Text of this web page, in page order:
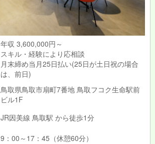
年収 3,600,000円～
スキル・経験により応相談
月末締め当月25日払い(25日が土日祝の場合
は、前日)
鳥取県鳥取市扇町7番地 鳥取フコク生命駅前
ビル1F
JR因美線 鳥取駅 から徒歩1分
9：00～17：45（休憩60分）